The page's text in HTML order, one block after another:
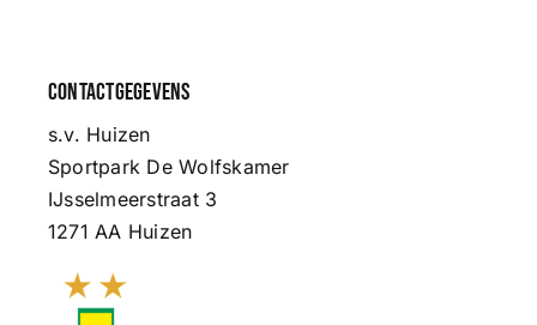
Contactgegevens
s.v. Huizen
Sportpark De Wolfskamer
IJsselmeerstraat 3
1271 AA Huizen